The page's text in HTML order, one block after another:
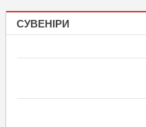
СУВЕНІРИ